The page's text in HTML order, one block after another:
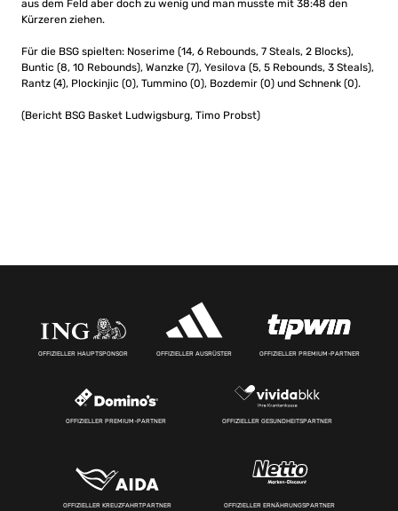
aus dem Feld aber doch zu wenig und man musste mit 38:48 den
Kürzeren ziehen.
Für die BSG spielten: Noserime (14, 6 Rebounds, 7 Steals, 2 Blocks),
Buntic (8, 10 Rebounds), Wanzke (7), Yesilova (5, 5 Rebounds, 3 Steals),
Rantz (4), Plockinjic (0), Tummino (0), Bozdemir (0) und Schnenk (0).
(Bericht BSG Basket Ludwigsburg, Timo Probst)
OFFIZIELLER HAUPTSPONSOR OFFIZIELLER AUSRÜSTER OFFIZIELLER PREMIUM-PARTNER
OFFIZIELLER PREMIUM-PARTNER OFFIZIELLER GESUNDHEITSPARTNER
OFFIZIELLER KREUZFAHRTPARTNER OFFIZIELLER ERNÄHRUNGSPARTNER